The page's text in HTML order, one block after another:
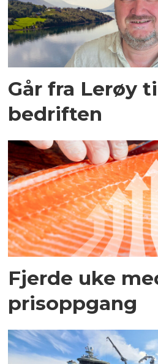
Går fra Lerøy
bedriften
Fjerde uke
prisoppgang